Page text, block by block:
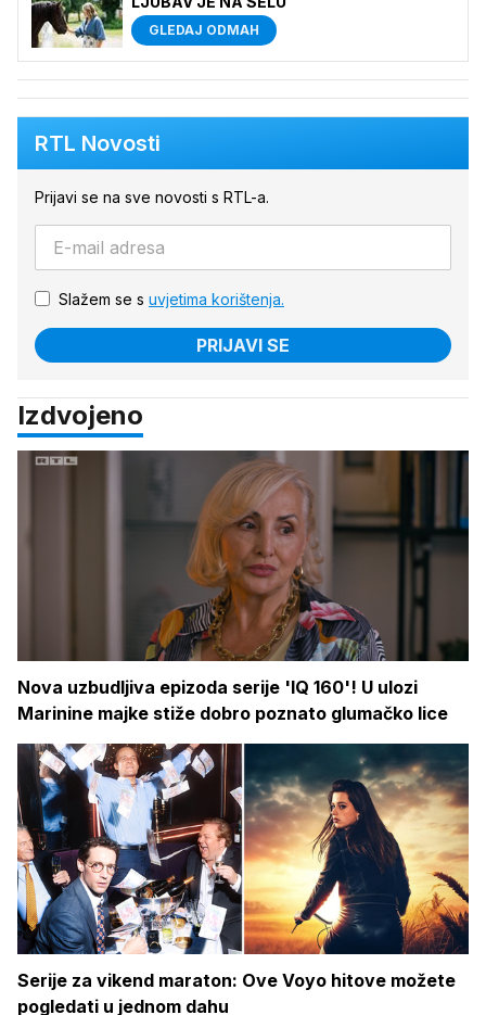
GLEDAJ ODMAH
RTL Novosti
Prijavi se na sve novosti s RTL-a.
Slažem se s uvjetima korištenja.
PRIJAVI SE
Izdvojeno
Nova uzbudljiva epizoda serije 'IQ 160'! U ulozi
Marinine majke stiže dobro poznato glumačko lice
Serije za vikend maraton: Ove Voyo hitove možete
pogledati u jednom dahu